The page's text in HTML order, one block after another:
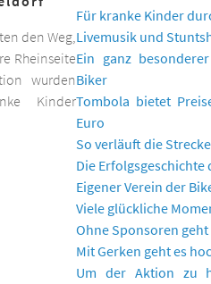
den Weg,
Rheinseite
wurden
Kinder
Für kranke Kinder
Livemusik und
Ein ganz
Biker
Tombola bietet
Euro
So verläuft die
Die
Eigener Verein der
Viele glückliche
Ohne Sponsoren
Mit Gerken geht es
Um der Aktion zu